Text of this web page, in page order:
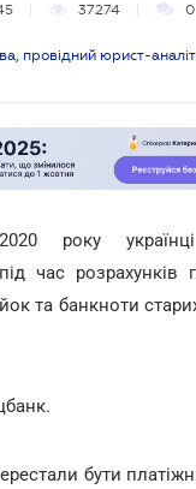
37274 0
провідний юрист-
року
час розрахунків
та банкноти
бути